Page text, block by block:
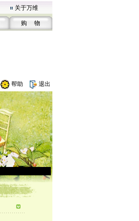
关于万维
购 物
帮助 退出